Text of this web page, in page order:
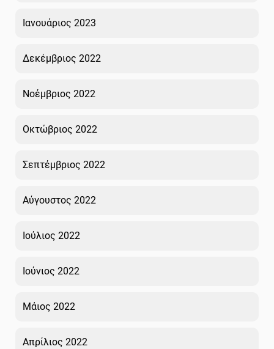
Ιανουάριος 2023
Δεκέμβριος 2022
Νοέμβριος 2022
Οκτώβριος 2022
Σεπτέμβριος 2022
Αύγουστος 2022
Ιούλιος 2022
Ιούνιος 2022
Μάιος 2022
Απρίλιος 2022